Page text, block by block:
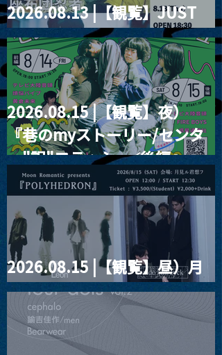
2026.08.13 |【観覧】JUST
RIGHT!! vol.26
2026.08.15 |【観覧】夜）
『巷のmyストーリー/センタ
ー"訳"フラッシュ⚡️後編』
2026.08.15 |【観覧】昼）月
見ルpre.『POLYHEDRON』